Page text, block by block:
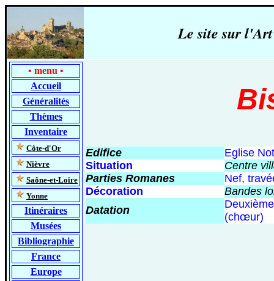
Le site sur
• menu •
Accueil
Généralités
Thèmes
Inventaire
Côte-d'Or
Nièvre
Saône-et-Loire
Yonne
Itinéraires
Musées
Bibliographie
France
Europe
Edifice
Eglise
Situation
Centre
Parties Romanes
Nef,
Décoration
Bandes
Datation
(chœur)